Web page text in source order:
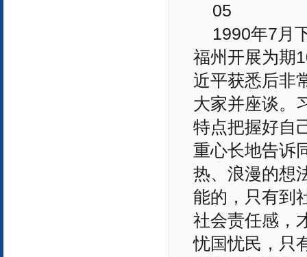
05
1990年7月
福州开展为期
近平获悉后非
大家并座谈。
特点把握好自
重心长地告诉
热、浪漫的想
能的，只有到
社会责任感，
忧国忧民，只